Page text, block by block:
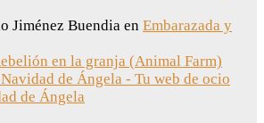
Jiménez Buendia en Embarazada y
en la granja (Animal Farm)
de Ángela - Tu web de ocio
de Ángela